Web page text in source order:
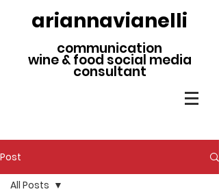
ariannavianelli
communication
wine & food social media
consultant
Post
All Posts